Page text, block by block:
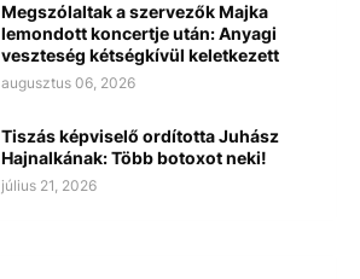
Megszólaltak a szervezők Majka
lemondott koncertje után: Anyagi
veszteség kétségkívül keletkezett
augusztus 06, 2026
Tiszás képviselő ordította Juhász
Hajnalkának: Több botoxot neki!
július 21, 2026